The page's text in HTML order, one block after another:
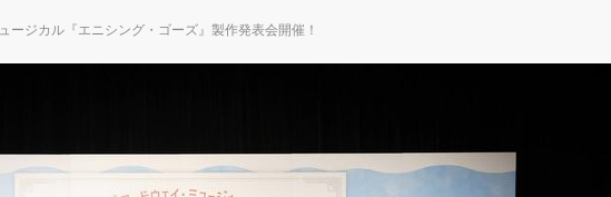
ージカル『エニシング・ゴーズ』製作発表会開催！